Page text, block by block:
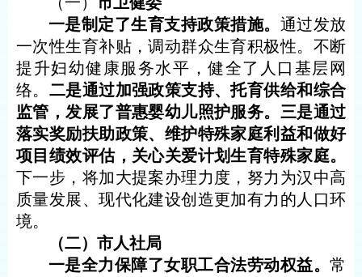
一是制定了生育支持政策措施。 通过发放
一次性生育补贴，调动群众生育积极性。 不断
提升妇幼健康服务水平，健全了人口基层网
络。 二是通过加强政策支持、托育供给和综合
监管，发展了普惠婴幼儿照护服务。三是通过
落实奖励扶助政策、维护特殊家庭利益和做好
项目绩效评估，关心关爱计划生育特殊家庭。
下一步，将加大提案办理力度，努力为汉中高
质量发展、现代化建设创造更加有力的人口环
境。
（二）市人社局
一是全力保障了女职工合法劳动权益。 常